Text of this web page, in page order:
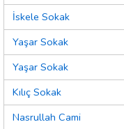
İskele Sokak
Yaşar Sokak
Yaşar Sokak
Kılıç Sokak
Nasrullah Cami